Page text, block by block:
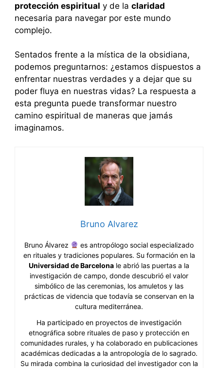
protección espiritual y de la claridad
necesaria para navegar por este mundo
complejo.
Sentados frente a la mística de la obsidiana,
podemos preguntarnos: ¿estamos dispuestos a
enfrentar nuestras verdades y a dejar que su
poder fluya en nuestras vidas? La respuesta a
esta pregunta puede transformar nuestro
camino espiritual de maneras que jamás
imaginamos.
Bruno Alvarez
Bruno Álvarez
es antropólogo social especializado
en rituales y tradiciones populares. Su formación en la
Universidad de Barcelona le abrió las puertas a la
investigación de campo, donde descubrió el valor
simbólico de las ceremonias, los amuletos y las
prácticas de videncia que todavía se conservan en la
cultura mediterránea.
Ha participado en proyectos de investigación
etnográfica sobre rituales de paso y protección en
comunidades rurales, y ha colaborado en publicaciones
académicas dedicadas a la antropología de lo sagrado.
Su mirada combina la curiosidad del investigador con la